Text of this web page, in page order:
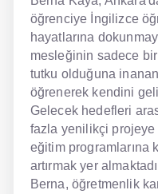
öğrenciye İngilizce
hayatlarına
mesleğinin sadece
tutku olduğuna
öğrenerek kendini
Gelecek hedefleri
fazla yenilikçi projeye
eğitim programlarına
artırmak yer
Berna, öğretmenlik